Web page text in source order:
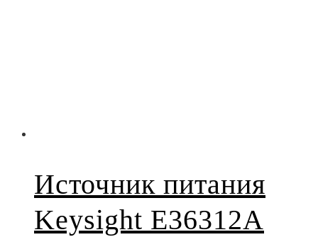
Источник питания
Keysight E36312A